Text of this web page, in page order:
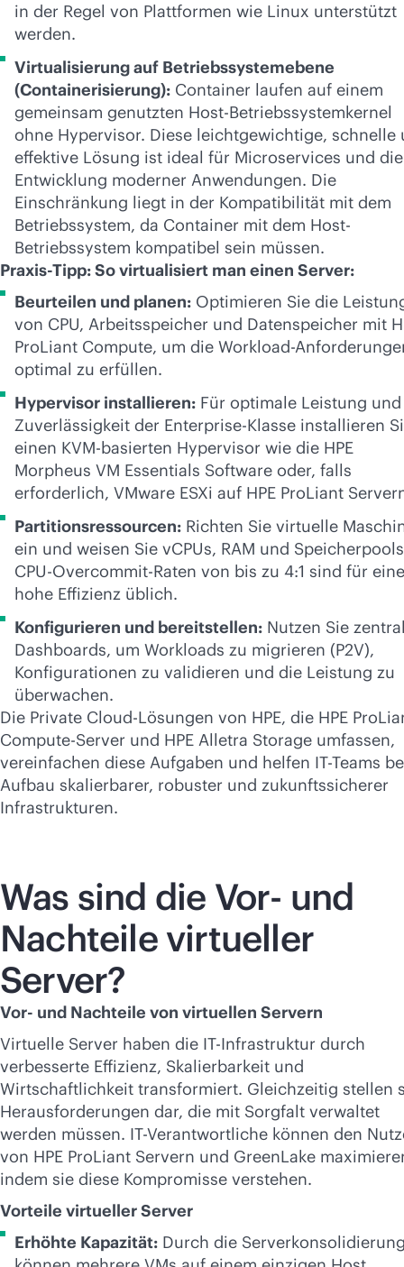
in der Regel von Plattformen wie Linux unterstützt
werden.
Virtualisierung auf Betriebssystemebene
(Containerisierung): Container laufen auf einem
gemeinsam genutzten Host-Betriebssystemkernel
ohne Hypervisor. Diese leichtgewichtige, schnelle
effektive Lösung ist ideal für Microservices und die
Entwicklung moderner Anwendungen. Die
Einschränkung liegt in der Kompatibilität mit dem
Betriebssystem, da Container mit dem Host-
Betriebssystem kompatibel sein müssen.
Praxis-Tipp: So virtualisiert man einen Server:
Beurteilen und planen: Optimieren Sie die
von CPU, Arbeitsspeicher und Datenspeicher mit
ProLiant Compute, um die Workload-
optimal zu erfüllen.
Hypervisor installieren: Für optimale Leistung und
Zuverlässigkeit der Enterprise-Klasse installieren
einen KVM-basierten Hypervisor wie die HPE
Morpheus VM Essentials Software oder, falls
erforderlich, VMware ESXi auf HPE ProLiant
Partitionsressourcen: Richten Sie virtuelle
ein und weisen Sie vCPUs, RAM und
CPU-Overcommit-Raten von bis zu 4:1 sind für eine
hohe Effizienz üblich.
Konfigurieren und bereitstellen: Nutzen Sie
Dashboards, um Workloads zu migrieren (P2V),
Konfigurationen zu validieren und die Leistung zu
überwachen.
Die Private Cloud-Lösungen von HPE, die HPE
Compute-Server und HPE Alletra Storage umfassen,
vereinfachen diese Aufgaben und helfen IT-Teams
Aufbau skalierbarer, robuster und zukunftssicherer
Infrastrukturen.
Was sind die Vor- und
Nachteile virtueller
Server?
Vor- und Nachteile von virtuellen Servern
Virtuelle Server haben die IT-Infrastruktur durch
verbesserte Effizienz, Skalierbarkeit und
Wirtschaftlichkeit transformiert. Gleichzeitig stellen
Herausforderungen dar, die mit Sorgfalt verwaltet
werden müssen. IT-Verantwortliche können den
von HPE ProLiant Servern und GreenLake
indem sie diese Kompromisse verstehen.
Vorteile virtueller Server
Erhöhte Kapazität: Durch die